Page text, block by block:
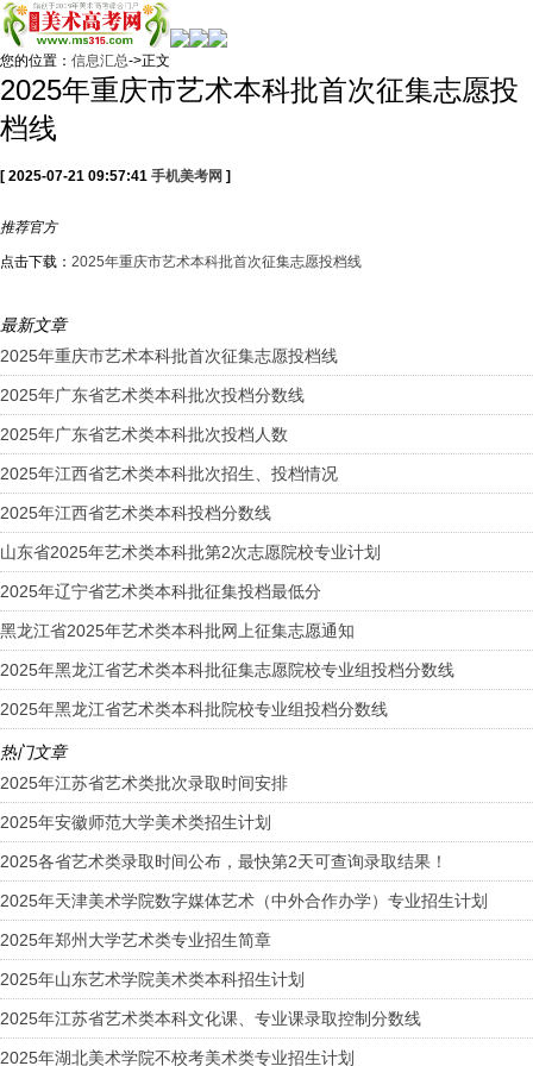
您的位置： 信息汇总->正文
2025年重庆市艺术本科批首次征集志愿投
档线
[ 2025-07-21 09:57:41 手机美考网 ]
推荐官方
点击下载： 2025年重庆市艺术本科批首次征集志愿投档线
最新文章
2025年重庆市艺术本科批首次征集志愿投档线
2025年广东省艺术类本科批次投档分数线
2025年广东省艺术类本科批次投档人数
2025年江西省艺术类本科批次招生、投档情况
2025年江西省艺术类本科投档分数线
山东省2025年艺术类本科批第2次志愿院校专业计划
2025年辽宁省艺术类本科批征集投档最低分
黑龙江省2025年艺术类本科批网上征集志愿通知
2025年黑龙江省艺术类本科批征集志愿院校专业组投档分数线
2025年黑龙江省艺术类本科批院校专业组投档分数线
热门文章
2025年江苏省艺术类批次录取时间安排
2025年安徽师范大学美术类招生计划
2025各省艺术类录取时间公布，最快第2天可查询录取结果！
2025年天津美术学院数字媒体艺术（中外合作办学）专业招生计划
2025年郑州大学艺术类专业招生简章
2025年山东艺术学院美术类本科招生计划
2025年江苏省艺术类本科文化课、专业课录取控制分数线
2025年湖北美术学院不校考美术类专业招生计划